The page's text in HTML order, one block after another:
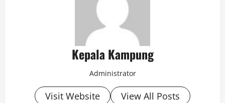
Kepala Kampung
Administrator
Visit Website View All Posts